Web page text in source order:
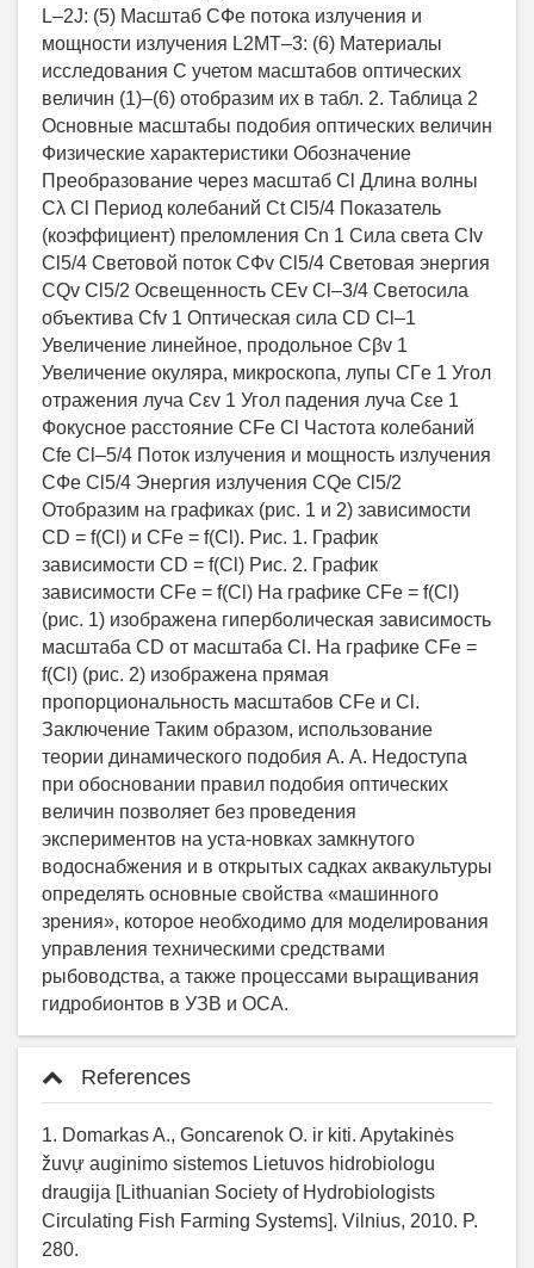
L–2J: (5) Масштаб CФe потока излучения и
мощности излучения L2MT–3: (6) Материалы
исследования С учетом масштабов оптических
величин (1)–(6) отобразим их в табл. 2. Таблица 2
Основные масштабы подобия оптических величин
Физические характеристики Обозначение
Преобразование через масштаб Cl Длина волны
Cλ Cl Период колебаний Ct Cl5/4 Показатель
(коэффициент) преломления Cn 1 Сила света CIv
Cl5/4 Световой поток CФv Cl5/4 Световая энергия
CQv Cl5/2 Освещенность CEv Cl–3/4 Светосила
объектива Cfv 1 Оптическая сила CD Cl–1
Увеличение линейное, продольное Cβv 1
Увеличение окуляра, микроскопа, лупы CГe 1 Угол
отражения луча Cεv 1 Угол падения луча Cεe 1
Фокусное расстояние CFe Cl Частота колебаний
Cfe Cl–5/4 Поток излучения и мощность излучения
CФe Cl5/4 Энергия излучения CQe Cl5/2
Отобразим на графиках (рис. 1 и 2) зависимости
CD = f(Cl) и CFe = f(Cl). Рис. 1. График
зависимости CD = f(Cl) Рис. 2. График
зависимости CFe = f(Cl) На графике CFe = f(Cl)
(рис. 1) изображена гиперболическая зависимость
масштаба CD от масштаба Cl. На графике CFe =
f(Cl) (рис. 2) изображена прямая
пропорциональность масштабов CFe и Cl.
Заключение Таким образом, использование
теории динамического подобия А. А. Недоступа
при обосновании правил подобия оптических
величин позволяет без проведения
экспериментов на уста-новках замкнутого
водоснабжения и в открытых садках аквакультуры
определять основные свойства «машинного
зрения», которое необходимо для моделирования
управления техническими средствами
рыбоводства, а также процессами выращивания
гидробионтов в УЗВ и ОСА.
References
1. Domarkas A., Goncarenok O. ir kiti. Apytakinės
žuvự auginimo sistemos Lietuvos hidrobiologu
draugija [Lithuanian Society of Hydrobiologists
Circulating Fish Farming Systems]. Vilnius, 2010. P.
280.